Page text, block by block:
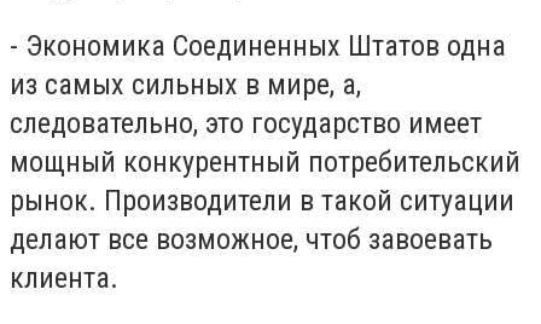
- Экономика Соединенных Штатов одна
из самых сильных в мире, а,
следовательно, это государство имеет
мощный конкурентный потребительский
рынок. Производители в такой ситуации
делают все возможное, чтоб завоевать
клиента.